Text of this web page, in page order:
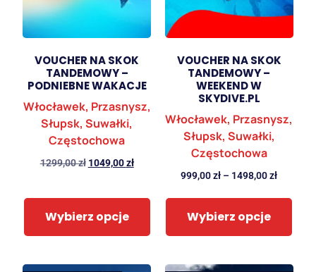
VOUCHER NA SKOK
TANDEMOWY –
PODNIEBNE WAKACJE
Włocławek, Przasnysz,
Słupsk, Suwałki,
Częstochowa
1299,00zł 1049,00zł
Wybierz opcje
VOUCHER NA SKOK
TANDEMOWY –
WEEKEND W
SKYDIVE.PL
Włocławek, Przasnysz,
Słupsk, Suwałki,
Częstochowa
999,00zł – 1498,00zł
Wybierz opcje